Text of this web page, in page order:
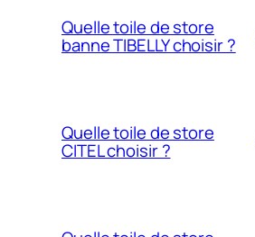
Quelle toile de store
banne TIBELLY choisir ?
Quelle toile de store
CITEL choisir ?